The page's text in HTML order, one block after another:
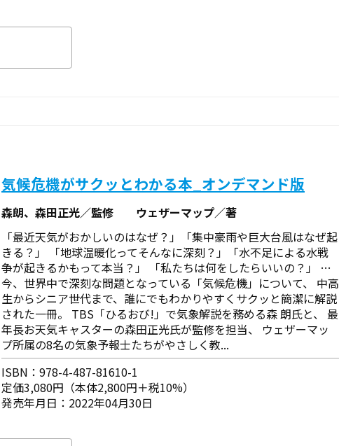
気候危機がサクッとわかる本_オンデマンド版
森朗、森田正光／監修 ウェザーマップ／著
「最近天気がおかしいのはなぜ？」「集中豪雨や巨大台風はなぜ起
きる？」 「地球温暖化ってそんなに深刻？」「水不足による水戦
争が起きるかもって本当？」 「私たちは何をしたらいいの？」 …
今、世界中で深刻な問題となっている「気候危機」について、 中高
生からシニア世代まで、誰にでもわかりやすくサクッと簡潔に解説
された一冊。 TBS「ひるおび!」で気象解説を務める森 朗氏と、 最
年長お天気キャスターの森田正光氏が監修を担当、 ウェザーマッ
プ所属の8名の気象予報士たちがやさしく教...
ISBN：978-4-487-81610-1
定価3,080円（本体2,800円＋税10%）
発売年月日：2022年04月30日